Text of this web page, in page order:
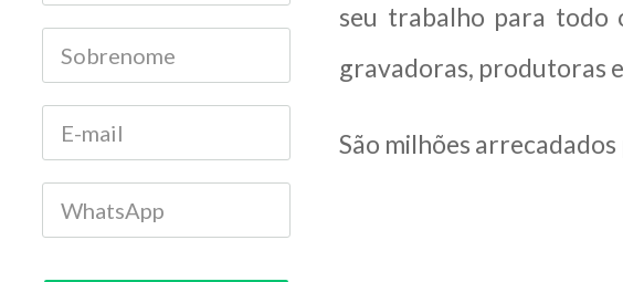
seu trabalho para todo
gravadoras, produtoras
São milhões